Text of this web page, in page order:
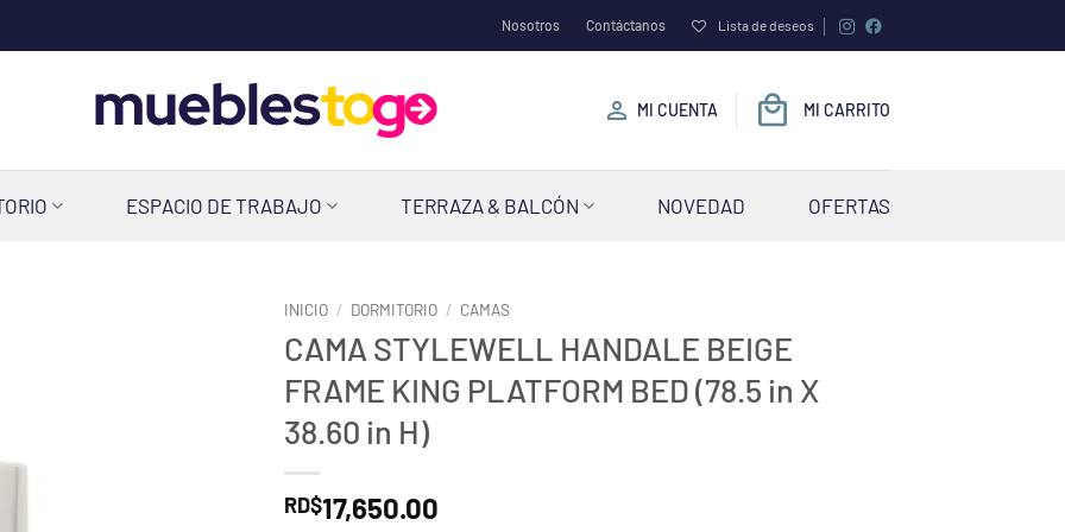
Nosotros Contáctanos Lista de deseos
MI CUENTA MI CARRITO
ESPACIO DE TRABAJO TERRAZA & BALCÓN NOVEDAD OFERTAS
INICIO / DORMITORIO / CAMAS
CAMA STYLEWELL HANDALE BEIGE
FRAME KING PLATFORM BED (78.5 in X
38.60 in H)
RD$17,650.00